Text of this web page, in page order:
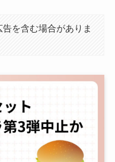
を含む場合がありま